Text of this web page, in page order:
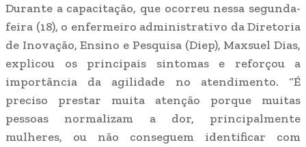
Durante a capacitação, que ocorreu nessa segunda-
feira (18), o enfermeiro administrativo da Diretoria
de Inovação, Ensino e Pesquisa (Diep), Maxsuel Dias,
explicou os principais sintomas e reforçou a
importância da agilidade no atendimento. “É
preciso prestar muita atenção porque muitas
pessoas normalizam a dor, principalmente
mulheres, ou não conseguem identificar com